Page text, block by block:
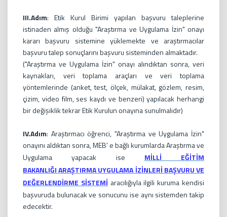
III.Adım: Etik Kurul Birimi yapılan başvuru taleplerine
istinaden almış olduğu "Araştırma ve Uygulama İzin" onayı
kararı başvuru sistemine yüklemekte ve araştırmacılar
başvuru talep sonuçlarını başvuru sisteminden almaktadır.
("Araştırma ve Uygulama İzin" onayı alındıktan sonra, veri
kaynakları, veri toplama araçları ve veri toplama
yöntemlerinde (anket, test, ölçek, mülakat, gözlem, resim,
çizim, video film, ses kaydı ve benzeri) yapılacak herhangi
bir değişiklik tekrar Etik Kurulun onayına sunulmalıdır)
IV.Adım: Araştırmacı öğrenci, "Araştırma ve Uygulama İzin"
onayını aldıktan sonra, MEB' e bağlı kurumlarda Araştırma ve
Uygulama yapacak ise MİLLİ EĞİTİM
BAKANLIĞI ARAŞTIRMA UYGULAMA İZİNLERİ BAŞVURU VE
DEĞERLENDİRME SİSTEMİ aracılığıyla ilgili kuruma kendisi
başvuruda bulunacak ve sonucunu ise aynı sistemden takip
edecektir.